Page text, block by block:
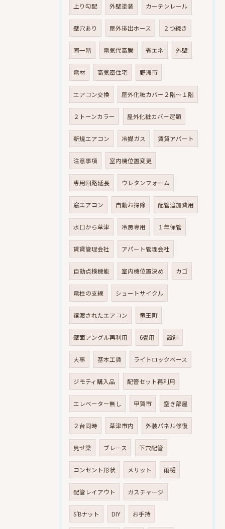
上り勾配 外壁塗装 カーテンレール
壁穴あり 屋外排出ホース ２つ続き
同一階 電気代高騰 省エネ 外壁
電材 高気密住宅 野洲市
エアコン交換 屋外化粧カバー２階～１階
２トーンカラー 屋外化粧カバー定額
新規エアコン 冷媒ガス 賃貸アパート
注意事項 室内機位置変更
専用回路延長 ウレタンフォーム
窓エアコン 自動お掃除 配管追加費用
水口から草津 冷房専用 １年保管
賃貸管理会社 アパート管理会社
自動点検機能 室内機位置決め カゴ
電柱の支線 ショートサイクル
譲渡されたエアコン 竜王町
壁面アングル再利用 6畳用 設計
大事 基本工賃 ライトロックベース
ジモティ購入品 配管セット再利用
エレベーター無し 甲賀市 空き部屋
２台同時 草津市内 外装パネル修復
見せ梁 ブレース 下穴配管
コンセント形状 メリット 雨樋
配管レイアウト ガスチャージ
S’Bナット DIY お手持